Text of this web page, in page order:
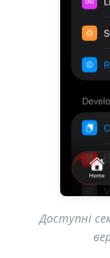
Доступні